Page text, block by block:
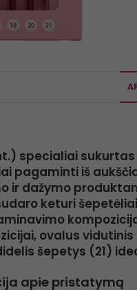
specialiai
pagaminti iš
ir dažymo
keturi
ovalus
šepetys (21)
apie pristatymą